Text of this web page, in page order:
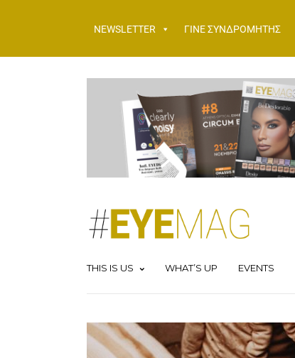
NEWSLETTER ΓΙΝΕ ΣΥΝΔΡΟΜΗΤΗΣ
THIS IS US WHAT’S UP EVENTS